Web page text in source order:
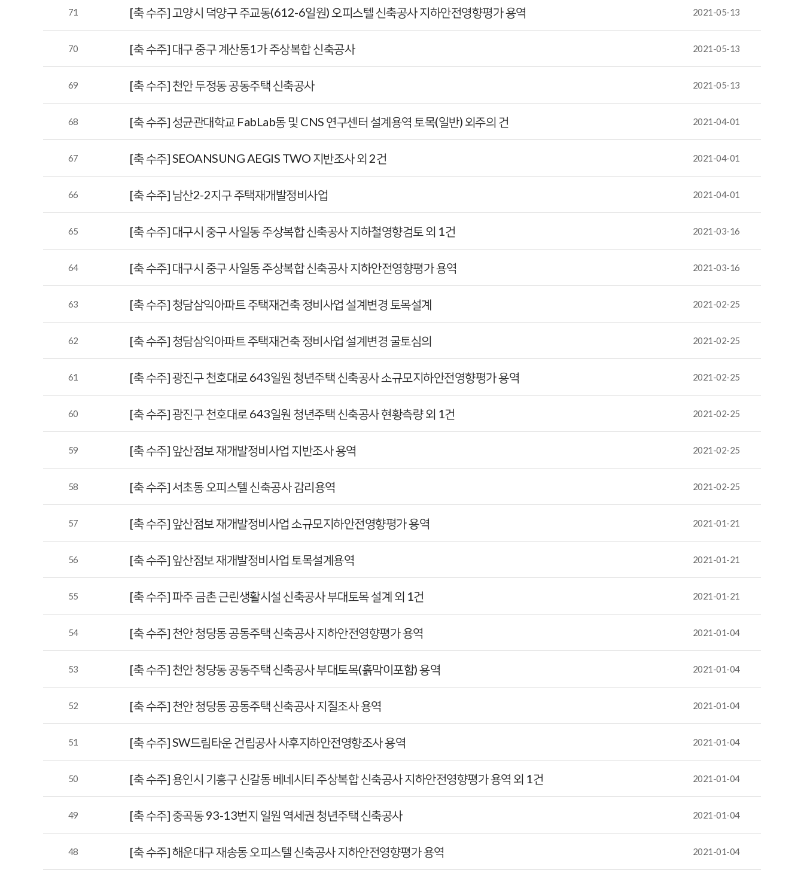
71 [축 수주] 고양시 덕양구 주교동(612-6일원) 오피스텔 신축공사 지하안전영향평가 용역 2021-05-13
70 [축 수주] 대구 중구 계산동1가 주상복합 신축공사 2021-05-13
69 [축 수주] 천안 두정동 공동주택 신축공사 2021-05-13
68 [축 수주] 성균관대학교 FabLab동 및 CNS 연구센터 설계용역 토목(일반) 외주의 건 2021-04-01
67 [축 수주] SEOANSUNG AEGIS TWO 지반조사 외 2건 2021-04-01
66 [축 수주] 남산2-2지구 주택재개발정비사업 2021-04-01
65 [축 수주] 대구시 중구 사일동 주상복합 신축공사 지하철영향검토 외 1건 2021-03-16
64 [축 수주] 대구시 중구 사일동 주상복합 신축공사 지하안전영향평가 용역 2021-03-16
63 [축 수주] 청담삼익아파트 주택재건축 정비사업 설계변경 토목설계 2021-02-25
62 [축 수주] 청담삼익아파트 주택재건축 정비사업 설계변경 굴토심의 2021-02-25
61 [축 수주] 광진구 천호대로 643일원 청년주택 신축공사 소규모지하안전영향평가 용역 2021-02-25
60 [축 수주] 광진구 천호대로 643일원 청년주택 신축공사 현황측량 외 1건 2021-02-25
59 [축 수주] 앞산점보 재개발정비사업 지반조사 용역 2021-02-25
58 [축 수주] 서초동 오피스텔 신축공사 감리용역 2021-02-25
57 [축 수주] 앞산점보 재개발정비사업 소규모지하안전영향평가 용역 2021-01-21
56 [축 수주] 앞산점보 재개발정비사업 토목설계용역 2021-01-21
55 [축 수주] 파주 금촌 근린생활시설 신축공사 부대토목 설계 외 1건 2021-01-21
54 [축 수주] 천안 청당동 공동주택 신축공사 지하안전영향평가 용역 2021-01-04
53 [축 수주] 천안 청당동 공동주택 신축공사 부대토목(흙막이포함) 용역 2021-01-04
52 [축 수주] 천안 청당동 공동주택 신축공사 지질조사 용역 2021-01-04
51 [축 수주] SW드림타운 건립공사 사후지하안전영향조사 용역 2021-01-04
50 [축 수주] 용인시 기흥구 신갈동 베네시티 주상복합 신축공사 지하안전영향평가 용역 외 1건 2021-01-04
49 [축 수주] 중곡동 93-13번지 일원 역세권 청년주택 신축공사 2021-01-04
48 [축 수주] 해운대구 재송동 오피스텔 신축공사 지하안전영향평가 용역 2021-01-04